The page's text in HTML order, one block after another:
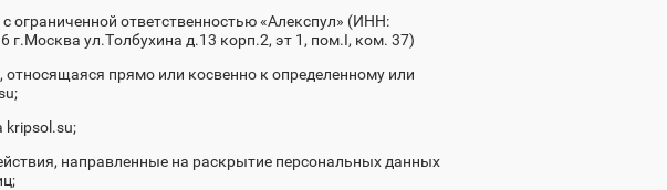
ограниченной ответственностью «Алекспул» (ИНН:
ул.Толбухина д.13 корп.2, эт 1, пом.I, ком. 37)
прямо или косвенно к определенному или
kripsol.su;
направленные на раскрытие персональных данных